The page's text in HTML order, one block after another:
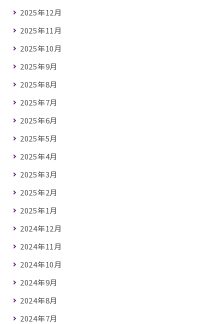
2025年12月
2025年11月
2025年10月
2025年9月
2025年8月
2025年7月
2025年6月
2025年5月
2025年4月
2025年3月
2025年2月
2025年1月
2024年12月
2024年11月
2024年10月
2024年9月
2024年8月
2024年7月